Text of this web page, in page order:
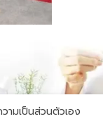
ามเป็นส่วนตัวเอง